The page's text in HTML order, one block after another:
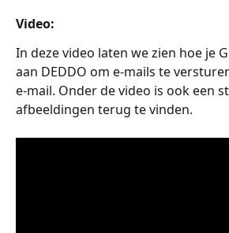
Video:
In deze video laten we zien hoe je
aan DEDDO om e-mails te
e-mail. Onder de video is ook een
afbeeldingen terug te vinden.